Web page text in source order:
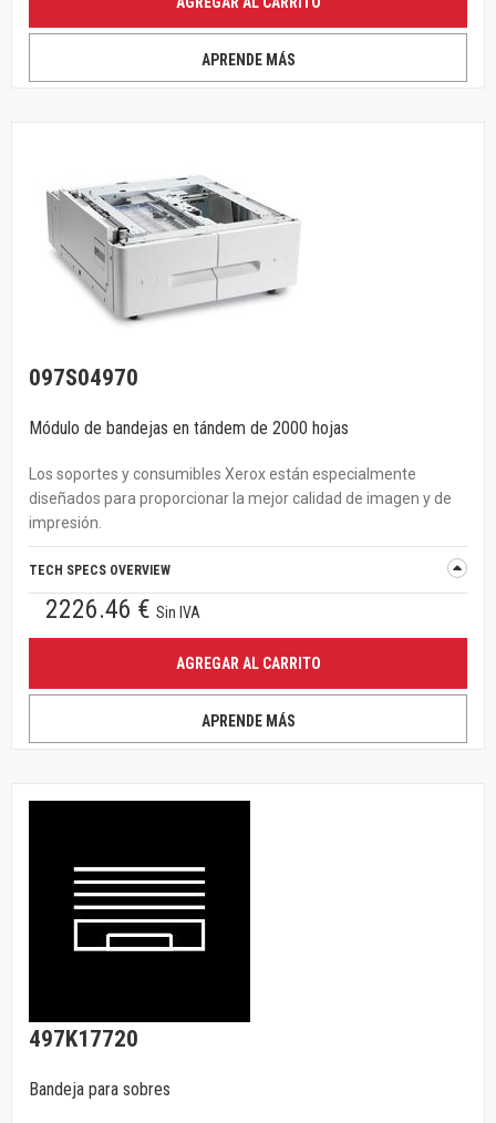
APRENDE MÁS
097S04970
Módulo de bandejas en tándem de 2000 hojas
Los soportes y consumibles Xerox están especialmente
diseñados para proporcionar la mejor calidad de imagen y de
impresión.
TECH SPECS OVERVIEW
2226.46 € Sin IVA
AGREGAR AL CARRITO
APRENDE MÁS
497K17720
Bandeja para sobres